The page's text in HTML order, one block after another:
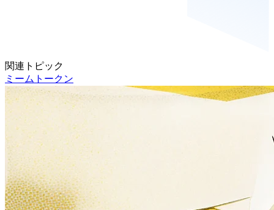
関連トピック
ミームトークン